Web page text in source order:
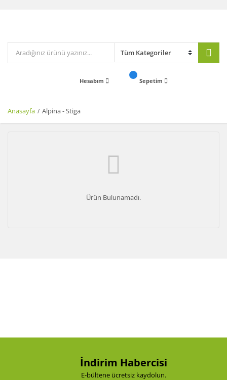
Hesabım Sepetim
Anasayfa Alpina - Stiga
Ürün Bulunamadı.
İndirim Habercisi
E-bültene ücretsiz kaydolun.